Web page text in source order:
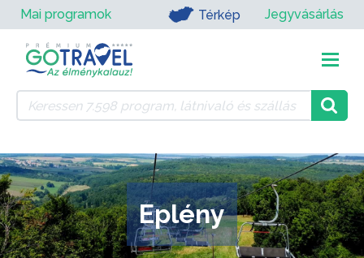
Mai programok Térkép Jegyvásárlás
Eplény